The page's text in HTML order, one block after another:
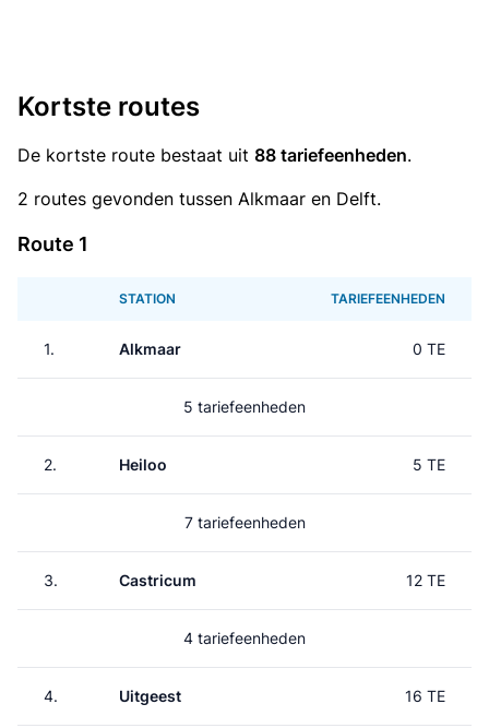
Kortste routes
De kortste route bestaat uit 88 tariefeenheden.
2 routes gevonden tussen Alkmaar en Delft.
Route 1
STATION TARIEFEENHEDEN
1. Alkmaar 0 TE
5 tariefeenheden
2. Heiloo 5 TE
7 tariefeenheden
3. Castricum 12 TE
4 tariefeenheden
4. Uitgeest 16 TE